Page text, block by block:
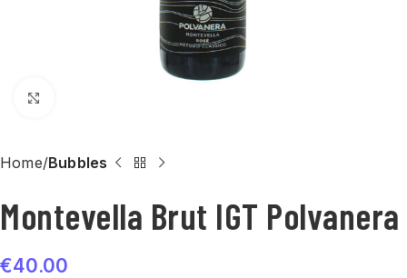
Home Bubbles
Montevella Brut IGT Polvanera
€40.00